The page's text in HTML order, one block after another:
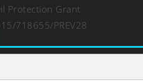
Protection Grant
718655/PREV28